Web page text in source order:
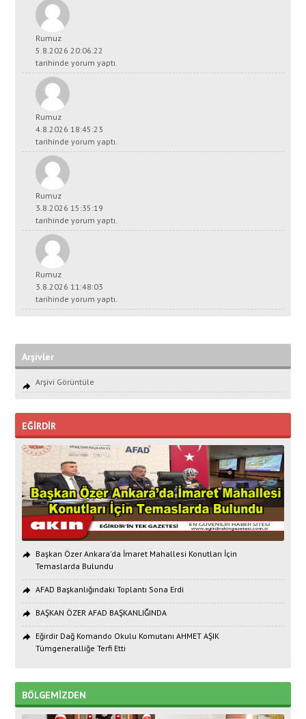
Rumuz
5.8.2026 20:06:22
tarihinde yorum yaptı.
Rumuz
4.8.2026 18:45:23
tarihinde yorum yaptı.
Rumuz
3.8.2026 15:35:19
tarihinde yorum yaptı.
Rumuz
3.8.2026 11:48:03
tarihinde yorum yaptı.
Arşivler
Arşivi Görüntüle
EĞİRDİR
Başkan Özer Ankara’da İmaret Mahallesi Konutları İçin
Temaslarda Bulundu
AFAD Başkanlığındaki Toplantı Sona Erdi
BAŞKAN ÖZER AFAD BAŞKANLIĞINDA
Eğirdir Dağ Komando Okulu Komutanı AHMET AŞIK
Tümgeneralliğe Terfi Etti
BÖLGEMİZDEN